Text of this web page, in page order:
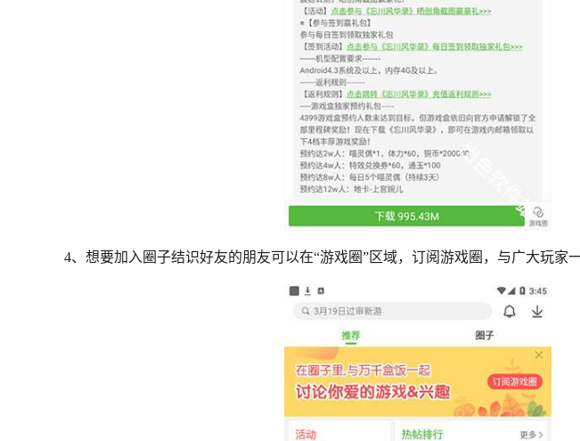
4、想要加入圈子结识好友的朋友可以在“游戏圈”区域，订阅游戏圈，与广大玩家